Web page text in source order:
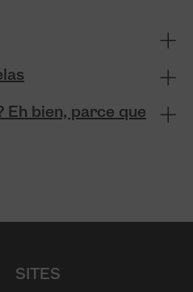
Eh bien, parce que
SITES